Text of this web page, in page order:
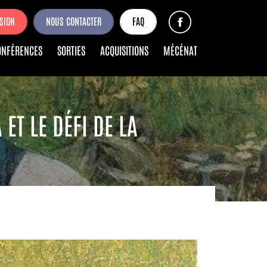
NOUS CONTACTER FAQ
SORTIES ACQUISITIONS MÉCÉNAT
LE DÉFI DE LA